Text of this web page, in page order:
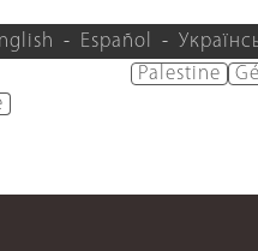
Español
Palestine